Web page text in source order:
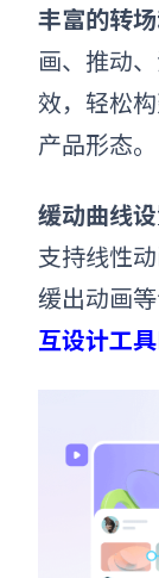
丰富的转场
画、推动
效，轻松
产品形态。
缓动曲线设
支持线性
缓出动画等
互设计工